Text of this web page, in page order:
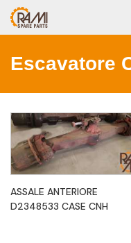
Escavatore
ASSALE ANTERIORE
D2348533 CASE CNH